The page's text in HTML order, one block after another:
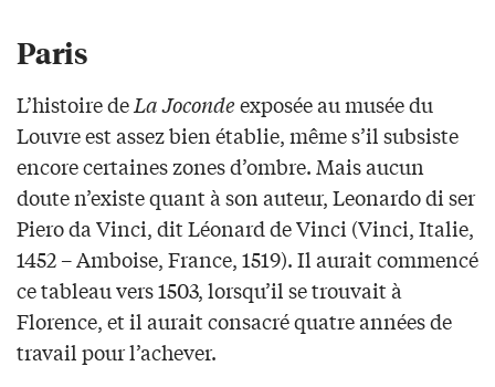
Paris
L’histoire deLa Jocondeexposée au musée du
Louvre est assez bien établie, même s’il subsiste
encore certaines zones d’ombre. Mais aucun
doute n’existe quant à son auteur, Leonardo di ser
Piero da Vinci, dit Léonard de Vinci (Vinci, Italie,
1452 – Amboise, France, 1519). Il aurait commencé
ce tableau vers 1503, lorsqu’il se trouvait à
Florence, et il aurait consacré quatre années de
travail pour l’achever.